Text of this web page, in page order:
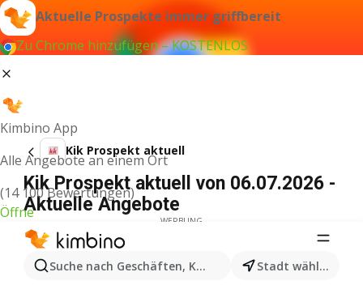
Aktuelle Prospekte immer griffbereit
Zu Chrome hinzufügen – KOSTENLOS
Kimbino App
Alle Angebote an einem Ort
(14 100 Bewertungen)
Öffne
Suche nach Geschäften, Kategorien, Produkten...
Stadt wählen
Kik Prospekt aktuell
Kik Prospekt aktuell von 06.07.2026 -
Aktuelle Angebote
WERBUNG